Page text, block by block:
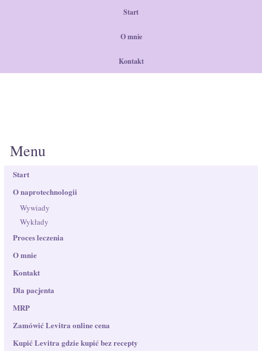
Start
O mnie
Kontakt
Menu
Start
O naprotechnologii
Wywiady
Wykłady
Proces leczenia
O mnie
Kontakt
Dla pacjenta
MRP
Zamówić Levitra online cena
Kupić Levitra gdzie kupić bez recepty